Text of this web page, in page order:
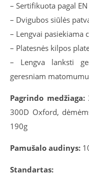
– Sertifikuota pagal
– Dvigubos siūlės
– Lengvai pasiekiama
– Platesnės kilpos
– Lengva lanksti
geresniam
Pagrindo medžiaga:
300D Oxford,
190g
Pamušalo audinys:
Standartas: